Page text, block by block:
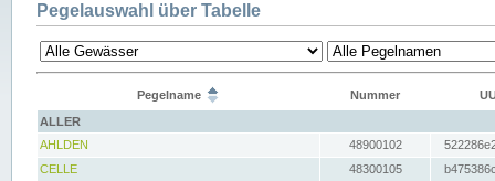
Pegelauswahl über Tabelle
Pegelname Nummer
ALLER
AHLDEN
48900102
CELLE
48300105